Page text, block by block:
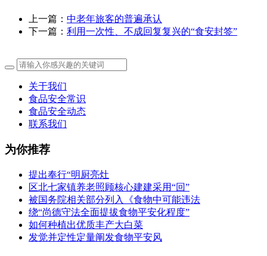
上一篇： 中老年旅客的普遍承认
下一篇： 利用一次性、不成回复复兴的“食安封签”
关于我们
食品安全常识
食品安全动态
联系我们
为你推荐
提出奉行“明厨亮灶
区北七家镇养老照顾核心建建采用“回”
被国务院相关部分列入《食物中可能违法
绕“尚德守法全面提拔食物平安化程度”
如何种植出优质丰产大白菜
发觉并定性定量阐发食物平安风